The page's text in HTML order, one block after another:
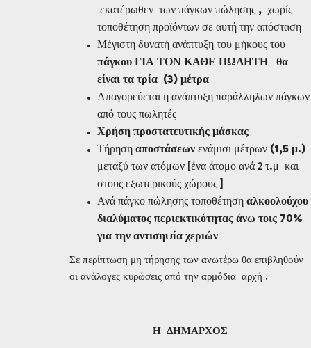
εκατέρωθεν των πάγκων πώλησης , χωρίς
τοποθέτηση προϊόντων σε αυτή την απόσταση
Μέγιστη δυνατή ανάπτυξη του μήκους του
πάγκου ΓΙΑ ΤΟΝ ΚΑΘΕ ΠΩΛΗΤΗ θα
είναι τα τρία (3) μέτρα
Απαγορεύεται η ανάπτυξη παράλληλων πάγκων
από τους πωλητές
Χρήση προστατευτικής μάσκας
Τήρηση αποστάσεων ενάμισι μέτρων (1,5 μ.)
μεταξύ των ατόμων [ένα άτομο ανά 2 τ.μ και
στους εξωτερικούς χώρους ]
Ανά πάγκο πώλησης τοποθέτηση αλκοολούχου
διαλύματος περιεκτικότητας άνω τοις 70%
για την αντισηψία χεριών
Σε περίπτωση μη τήρησης των ανωτέρω θα επιβληθούν
οι ανάλογες κυρώσεις από την αρμόδια αρχή .
Η ΔΗΜΑΡΧΟΣ